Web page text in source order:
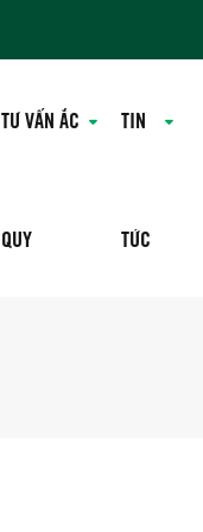
TƯ VẤN ẮC
QUY
TIN
TỨC